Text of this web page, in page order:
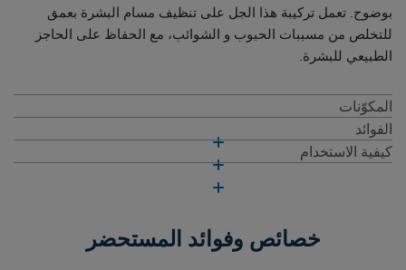
بوضوح. تعمل تركيبة هذا الجل على تنظيف مسام البشرة بعمق
للتخلص من مسببات الحبوب و الشوائب، مع الحفاظ على الحاجز
الطبيعي للبشرة.
المكوّنات
الفوائد
كيفية الاستخدام
خصائص وفوائد المستحضر